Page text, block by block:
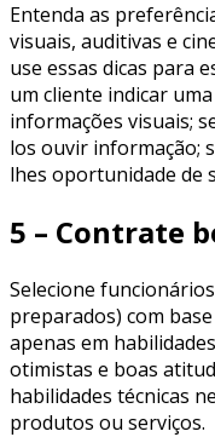
Entenda as
visuais, auditivas e
use essas dicas para
um cliente indicar
informações visuais;
los ouvir informação;
lhes oportunidade de
5 – Contrate
Selecione
preparados) com
apenas em
otimistas e boas
habilidades técnicas
produtos ou serviços.